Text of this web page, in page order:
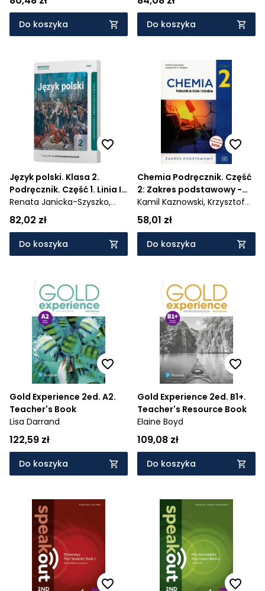
Do koszyka Do koszyka
Język polski. Klasa 2.
Podręcznik. Część 1. Linia I.
Zakres podstawowy i
rozszerzony. Liceum i
Renata Janicka-Szyszko,
Magdalena Steblecka-
Jankowska
82,02 zł
Do koszyka
Chemia Podręcznik. Część
2: Zakres podstawowy -
984/2/2020
Kamil Kaznowski, Krzysztof
M. Pazdro
58,01 zł
Do koszyka
Gold Experience 2ed. A2.
Teacher's Book
Lisa Darrand
122,59 zł
Do koszyka
Gold Experience 2ed. B1+.
Teacher's Resource Book
Elaine Boyd
109,08 zł
Do koszyka